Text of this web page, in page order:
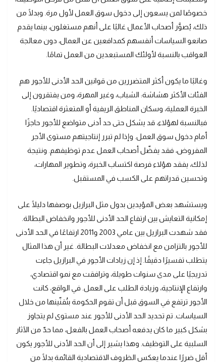
خصوصًا لمن يسعون إلى دخول سوق العمل لأول مرة. وبدلًا من
ذلك، يُصوَّر أصحاب الأعمال غالبًا على أنهم مستغلون، بينما يقدم
صانعو السياسات أنفسهم كمدافعين عن العمال، دون معالجة
العواقب بالنسبة لأولئك المستبعدين من العمل تمامًا.
وغالبًا ما يكون أكثر المتضررين من قوانين الحد الأدنى للأجور هم
الفئات الأكثر هشاشة: الشباب، وغير المهرة، ومن يفتقرون إلى
الخبرة العملية، وسكان المناطق الريفية أو المتعثرة اقتصاديًا.
فبالنسبة لهؤلاء، قد يشكل حتى حد أدنى متواضع للأجور حاجزًا
أمام دخول سوق العمل. وإذا لم تبرر إنتاجيتهم مستوى الأجر
المفروض، فقد يفضّل أصحاب العمل عدم توظيفهم. ونتيجة
لذلك، يفقد هؤلاء فرصة اكتساب الخبرة، وتطوير المهارات،
وتحسين قدراتهم على الكسب في المستقبل.
ويستشهد بعض المؤيدين بدول مثل البرازيل بوصفها دليلًا على
إمكانية التعايش بين ارتفاع الحد الأدنى للأجور وانخفاض البطالة.
فقد شهدت البرازيل بين عامي 2003 و2011 ارتفاعًا في الحد الأدنى
للأجور بالتزامن مع انخفاض معدلات البطالة. غير أن هذا المثال
يتطلب تفسيرًا دقيقًا. إذ إن زيادات الأجور في البرازيل جاءت
تدريجيًا على مدى سنوات طويلة، وترافقت مع نمو اقتصادي،
وارتفاع الإنتاجية، وزيادة الطلب على العمل. في الواقع، كانت
الأجور ترتفع في السوق قبل أن تقوم الحكومة بتُقنّينها من خلال
السياسات. تم تحديد الحد الأدنى للأجور عند مستوى لم يتجاوز
بشكل كبير ما كان يدفعه أصحاب العمل بالفعل، مما حدّ من الآثار
السلبية على التوظيف. وهذا يشير إلى أن الحد الأدنى للأجور يكون
أقل ضررًا عندما يعكس الظروف الاقتصادية القائمة بدلًا من